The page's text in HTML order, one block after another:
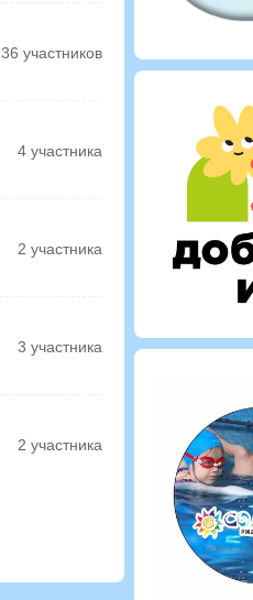
36 участников
4 участника
2 участника
3 участника
2 участника